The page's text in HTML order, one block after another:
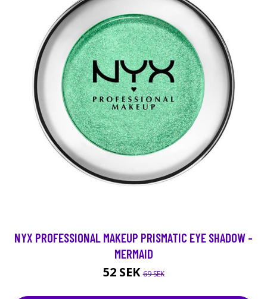
NYX PROFESSIONAL MAKEUP PRISMATIC EYE SHADOW -
MERMAID
52 SEK69 SEK